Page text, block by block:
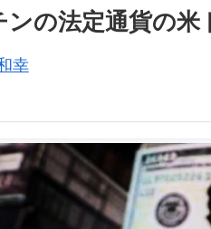
の法定通貨の米
幸